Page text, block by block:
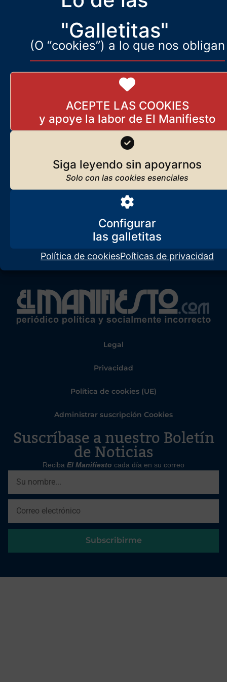
"Galletitas"
(O “cookies”) a lo que nos obligan
ACEPTE LAS COOKIES
Siga leyendo sin apoyarnos
Configurar
Política de cookiesPoíticas de privacidad
Sánchez, en el desfile del 12 de Octubre en las calles de Madrid.
Legal
Privacidad
Política de cookies (UE)
Administrar suscripción Cookies
Suscríbase a nuestro Boletín
de Noticias
Reciba El Manifiesto cada día en su correo
Subscribirme